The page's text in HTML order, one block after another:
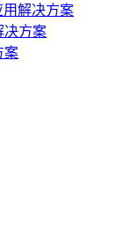
用解决方案
决方案
案